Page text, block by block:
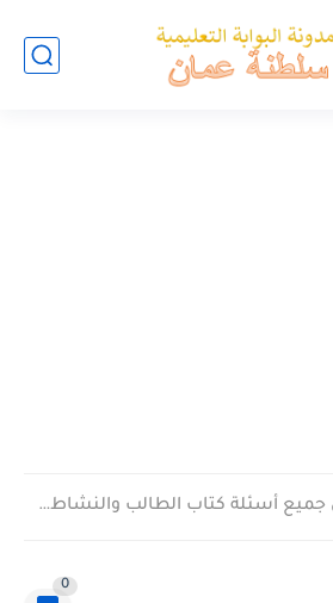
حل جميع أسئلة كتاب الطالب والنشاط في الاحياء للصف العاشر...
0